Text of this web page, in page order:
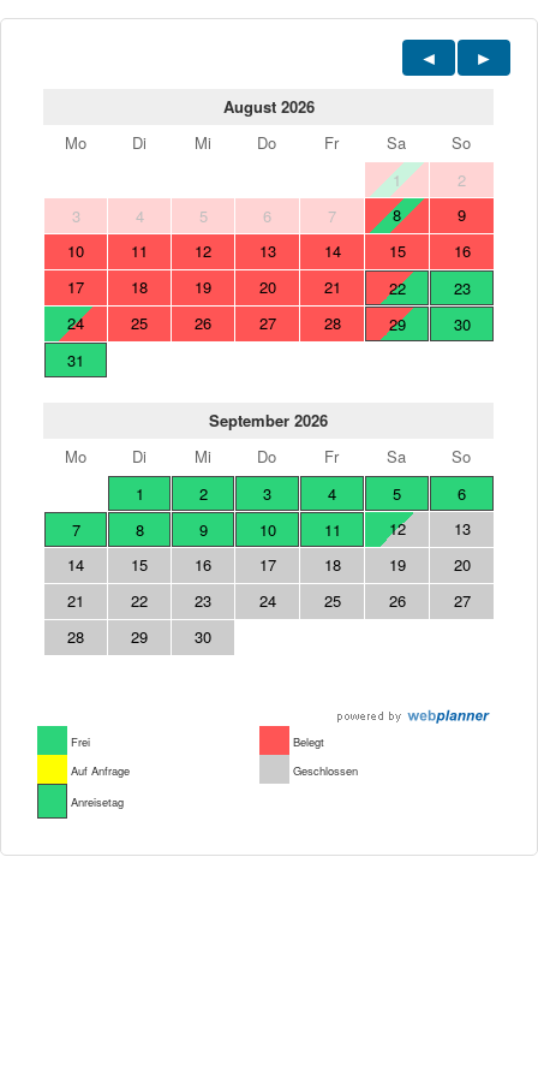
August 2026
Mo
Di Mi Do Fr Sa
So
1
2
3
4 5 6 7 8
9
10
11 12 13 14 15
16
17
18 19 20 21 22
23
24
25 26 27 28 29
30
31
September 2026
Mo
Di Mi Do Fr Sa
So
1
2 3 4 5
6
7
8 9 10 11 12
13
14
15 16 17 18 19
20
21
22 23 24 25 26
27
28
29 30
Frei
Belegt
Auf Anfrage
Geschlossen
Anreisetag